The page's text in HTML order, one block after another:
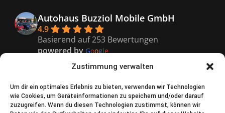
Zustimmung verwalten
Um dir ein optimales Erlebnis zu bieten, verwenden wir Technologien
wie Cookies, um Geräteinformationen zu speichern und/oder darauf
zuzugreifen. Wenn du diesen Technologien zustimmst, können wir
Autohaus Buzziol Mobile GmbH
4.9
Basierend auf 253 Bewertungen
powered byGoogle
bewerte uns auf
Kaiser
9 months ago
Super freundliches Personal,